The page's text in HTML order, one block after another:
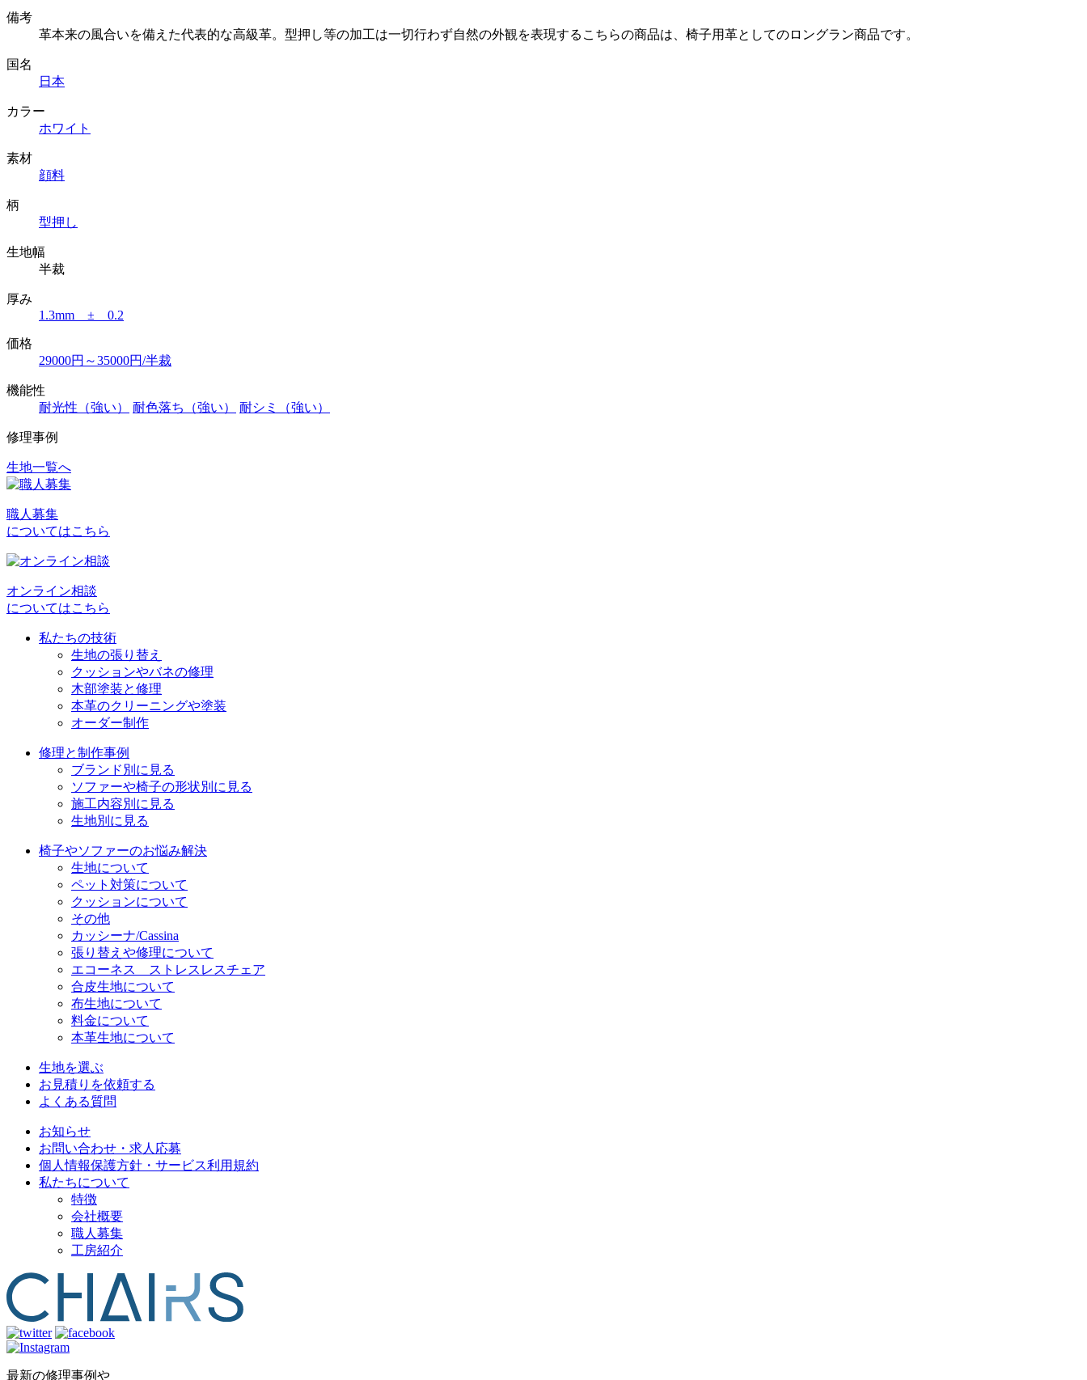
備考
革本来の風合いを備えた代表的な高級革。型押し等の加工は一切行わず自然の外観を表現するこちらの商品は、椅子用革としてのロングラン商品です。
国名
日本
カラー
ホワイト
素材
顔料
柄
型押し
生地幅
半裁
厚み
1.3mm ± 0.2
価格
29000円～35000円/半裁
機能性
耐光性（強い）
耐色落ち（強い） 耐シミ（強い）
修理事例
投
ナ
ビ
ー
生地一覧へ
職人募集
についてはこちら
オンライン相談
についてはこちら
私たちの技術
生地の張り替え
クッションやバネの修理
木部塗装と修理
本革のクリーニングや塗装
オーダー制作
修理と制作事例
ブランド別に見る
ソファーや椅子の形状別に見る
施工内容別に見る
生地別に見る
椅子やソファーのお悩み解決
生地について
ペット対策について
クッションについて
その他
カッシーナ/Cassina
張り替えや修理について
エコーネス ストレスレスチェア
合皮生地について
布生地について
料金について
本革生地について
生地を選ぶ
お見積りを依頼する
よくある質問
お知らせ
お問い合わせ・求人応募
個人情報保護方針・サービス利用規約
私たちについて
特徴
会社概要
職人募集
工房紹介
最新の修理事例や